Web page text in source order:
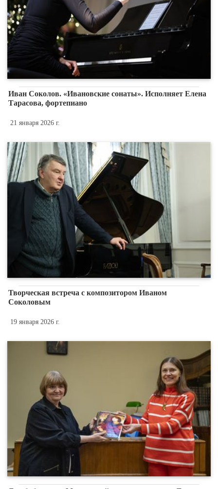
Иван Соколов. «Ивановские сонаты». Исполняет Елена
Тарасова, фортепиано
21 января 2026 г.
Творческая встреча с композитором Иваном
Соколовым
19 января 2026 г.